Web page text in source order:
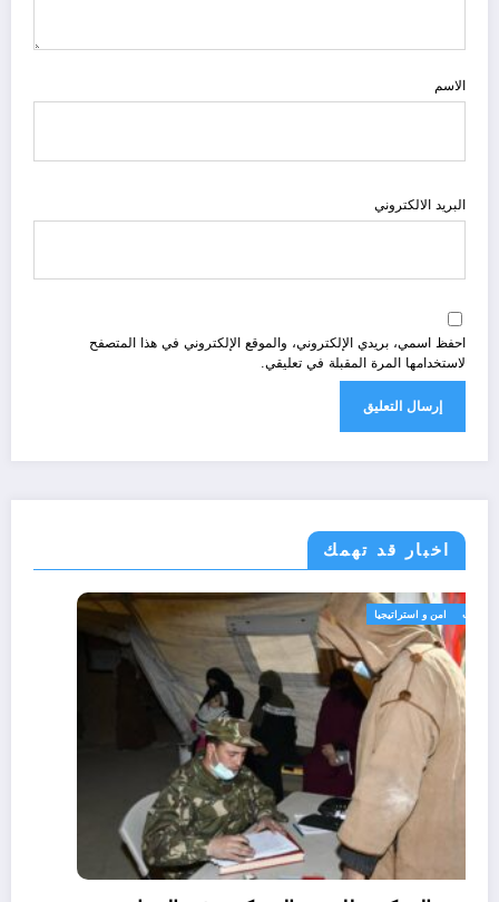
الاسم
البريد الالكتروني
احفظ اسمي، بريدي الإلكتروني، والموقع الإلكتروني في هذا المتصفح
لاستخدامها المرة المقبلة في تعليقي.
اخبار قد تهمك
الحدث امن و استراتيجيا